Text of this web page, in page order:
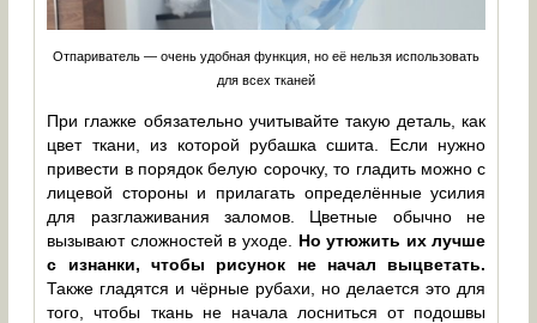
Отпариватель — очень удобная функция, но её нельзя использовать
для всех тканей
При глажке обязательно учитывайте такую деталь, как
цвет ткани, из которой рубашка сшита. Если нужно
привести в порядок белую сорочку, то гладить можно с
лицевой стороны и прилагать определённые усилия
для разглаживания заломов. Цветные обычно не
вызывают сложностей в уходе. Но утюжить их лучше
с изнанки, чтобы рисунок не начал выцветать.
Также гладятся и чёрные рубахи, но делается это для
того, чтобы ткань не начала лосниться от подошвы